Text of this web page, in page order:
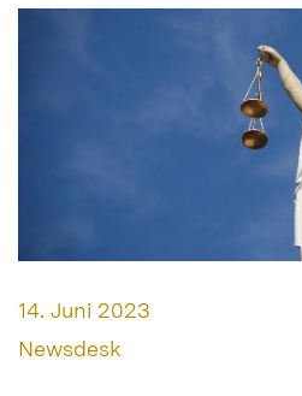
Datum:
14. Juni 2023
Von:
Newsdesk